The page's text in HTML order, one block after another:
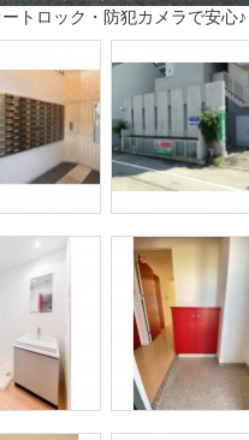
ートロック・防犯カメラで安心♪